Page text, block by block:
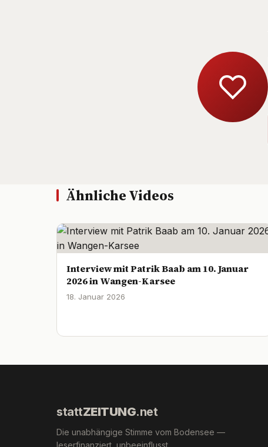
Ähnliche Videos
Interview mit Patrik Baab am 10. Januar
2026 in Wangen-Karsee
18. Januar 2026
stattZEITUNG.net
Die unabhängige Stimme vom Bodensee —
leserfinanziert, unbeeinflusst,